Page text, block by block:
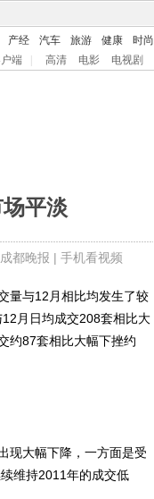
产经 汽车 旅游 健康 时尚
端 高清 电影 电视剧
平淡
都晚报 | 手机看视频
量与12月相比均发生了较
月日均成交208套相比大
约87套相比大幅下挫约
现大幅下降，一方面是受
维持2011年的成交低